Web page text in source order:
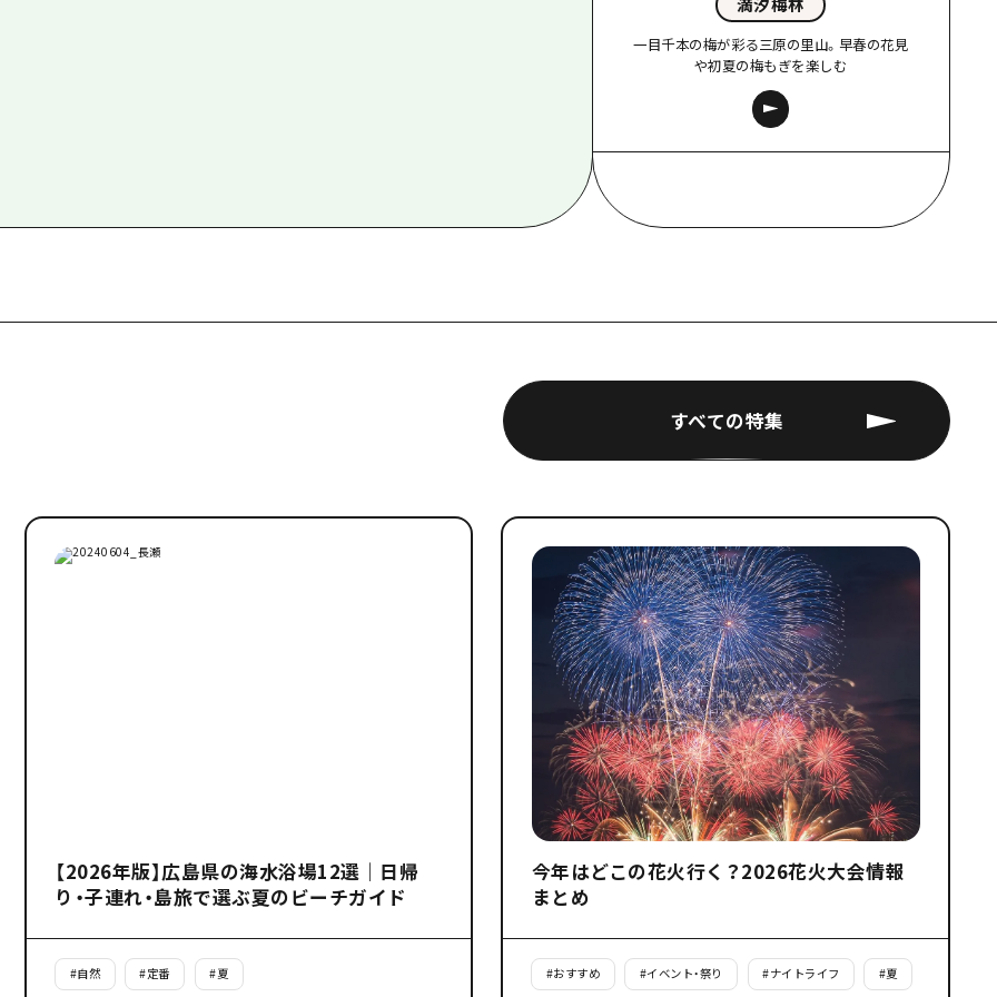
一目千本の梅が彩る三原の里山。早春の花見
や初夏の梅もぎを楽しむ
すべての特集
【2026年版】広島県の海水浴場12選｜日帰
り・子連れ・島旅で選ぶ夏のビーチガイド
#自然 #定番 #夏
今年はどこの花火行く？2026花火大会情報
まとめ
#おすすめ #イベント・祭り #ナイトライフ #夏